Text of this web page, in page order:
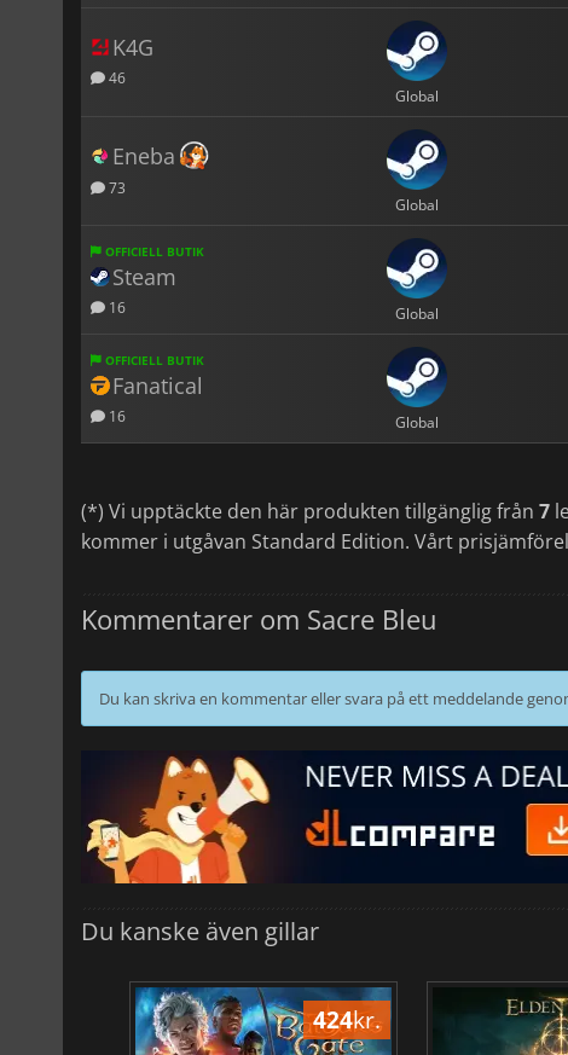
K4G
46
Global
Eneba
73
Global
OFFICIELL BUTIK
Steam
16 Global
OFFICIELL BUTIK
Fanatical
16 Global
(*) Vi upptäckte den här produkten tillgänglig från 7
kommer i utgåvan Standard Edition. Vårt
Kommentarer om Sacre Bleu
Du kan skriva en kommentar eller svara på ett meddelande
Du kanske även gillar
424kr.